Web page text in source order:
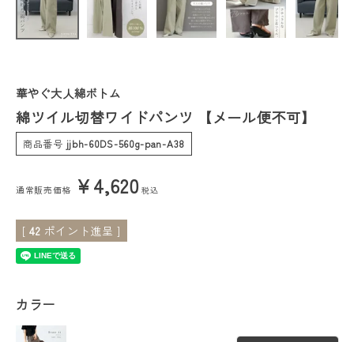
ファッション雑貨
会員ステージ特典プログラムについて
ご利用ガイド
華やぐ大人綿ボトム
綿ツイル切替ワイドパンツ 【メール便不可】
商品番号 jjbh-60DS-560g-pan-A38
通常販売価格 ¥4,620 税込
[ 42 ポイント進呈 ]
カラー